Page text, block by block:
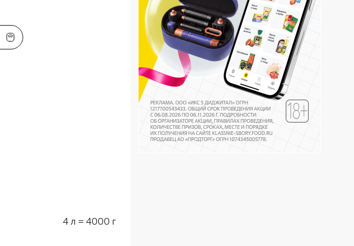
4 л = 4000 г